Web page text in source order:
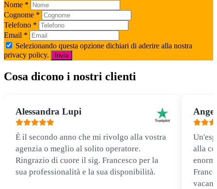
Nome *
Cognome *
Telefono *
Email *
Selezionando questa opzione dichiari di aderire alla nostra
privacy policy.
Invia
Cosa dicono i nostri clienti
Alessandra Lupi
È il secondo anno che mi rivolgo alla vostra
agenzia o meglio al solito operatore.
Ringrazio di cuore il sig. Francesco per la
sua professionalità e la sua disponibilità.
alla